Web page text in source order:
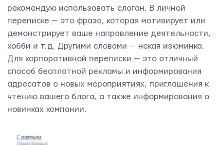
рекомендую использовать слоган. В личной
переписке — это фраза, которая мотивирует или
демонстрирует ваше направление деятельности,
хобби и т.д. Другими словами — некая изюминка.
Для корпоративной переписки — это отличный
способ бесплатной рекламы и информирования
адресатов о новых мероприятиях, приглашения к
чтению вашего блога, а также информирования о
новинках компании.